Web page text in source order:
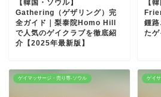
【韓国・ソウル】
Gathering（ゲザリング）完
全ガイド｜梨泰院Homo Hill
で人気のゲイクラブを徹底紹
介【2025年最新版】
【
鍾
た
ゲイマッサージ・売り専-ソウル ゲイ